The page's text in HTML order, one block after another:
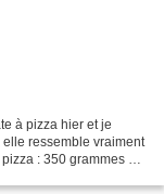
à pizza hier et je
ressemble vraiment
: 350 grammes de